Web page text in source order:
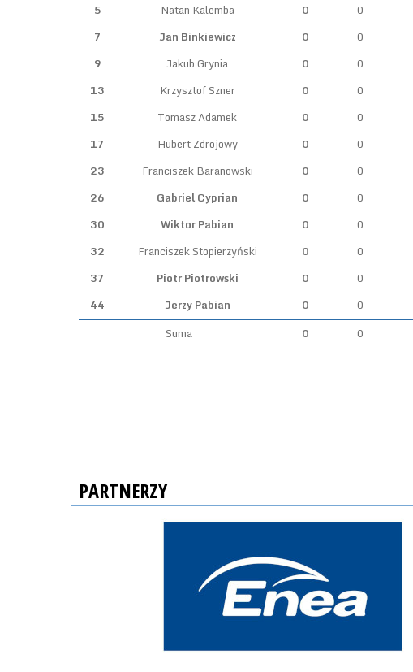
5
Natan Kalemba 0 0
7
Jan Binkiewicz 0 0
9
Jakub Grynia 0 0
13
Krzysztof Szner 0 0
15
Tomasz Adamek 0 0
17
Hubert Zdrojowy 0 0
23
Franciszek Baranowski 0 0
26
Gabriel Cyprian 0 0
30
Wiktor Pabian 0 0
32
Franciszek Stopierzyński 0 0
37
Piotr Piotrowski 0 0
44
Jerzy Pabian 0 0
Suma
0 0
PARTNERZY